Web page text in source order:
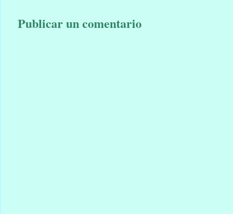
Publicar un comentario